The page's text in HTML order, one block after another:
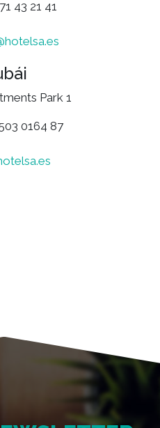
43 21 41
Park 1
0164 87